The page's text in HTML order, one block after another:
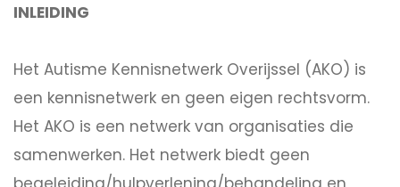
INLEIDING
Het Autisme Kennisnetwerk Overijssel (AKO) is
een kennisnetwerk en geen eigen rechtsvorm.
Het AKO is een netwerk van organisaties die
samenwerken. Het netwerk biedt geen